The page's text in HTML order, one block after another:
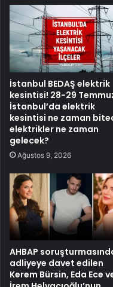
İstanbul BEDAŞ elektrik
kesintisi! 28-29
İstanbul’da elektrik
kesintisi ne zaman
elektrikler ne zaman
gelecek?
Ağustos 9, 2026
AHBAP
adliyeye davet edilen
Kerem Bürsin, Eda Ece